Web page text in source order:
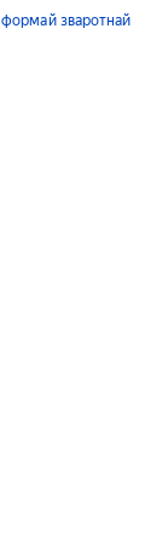
формай зваротнай